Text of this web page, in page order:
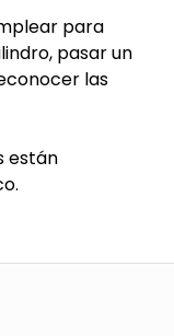
para
pasar un
las
están